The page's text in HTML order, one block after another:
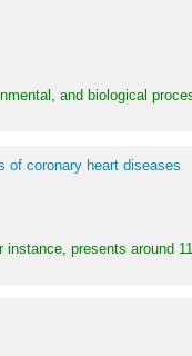
and biological
of coronary heart diseases
presents around